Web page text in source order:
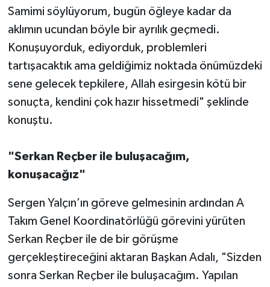
Samimi söylüyorum, bugün öğleye kadar da
aklımın ucundan böyle bir ayrılık geçmedi.
Konuşuyorduk, ediyorduk, problemleri
tartışacaktık ama geldiğimiz noktada önümüzdeki
sene gelecek tepkilere, Allah esirgesin kötü bir
sonuçta, kendini çok hazır hissetmedi" şeklinde
konuştu.
"Serkan Reçber ile buluşacağım,
konuşacağız"
Sergen Yalçın’ın göreve gelmesinin ardından A
Takım Genel Koordinatörlüğü görevini yürüten
Serkan Reçber ile de bir görüşme
gerçekleştireceğini aktaran Başkan Adalı, "Sizden
sonra Serkan Reçber ile buluşacağım. Yapılan